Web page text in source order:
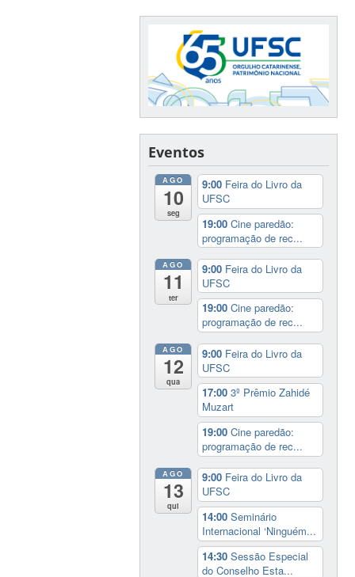
Eventos
AGO
10
seg
9:00 Feira do Livro da
UFSC
19:00Cine paredão:
programação de rec...
AGO
11
ter
9:00 Feira do Livro da
UFSC
19:00Cine paredão:
programação de rec...
AGO
12
qua
9:00 Feira do Livro da
UFSC
17:003º Prêmio Zahidé
Muzart
19:00Cine paredão:
programação de rec...
AGO
13
qui
9:00 Feira do Livro da
UFSC
14:00Seminário
Internacional ‘Ninguém...
14:30Sessão Especial
do Conselho Esta...